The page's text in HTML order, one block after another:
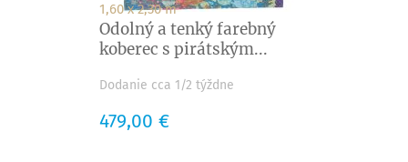
1,60 x 2,30 m
Odolný a tenký farebný
koberec s pirátským...
Dodanie cca 1/2 týždne
Cena
479,00 €